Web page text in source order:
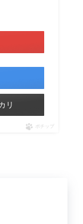
リ
ポチップ